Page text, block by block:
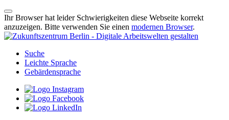
Ihr Browser hat leider Schwierigkeiten diese Webseite korrekt
anzuzeigen. Bitte verwenden Sie einen modernen Browser.
Suche
Leichte Sprache
Gebärdensprache